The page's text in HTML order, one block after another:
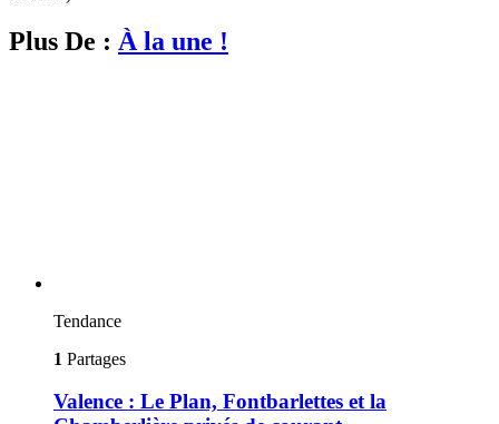
Plus De : À la une !
Tendance
1 Partages
Valence : Le Plan, Fontbarlettes et la